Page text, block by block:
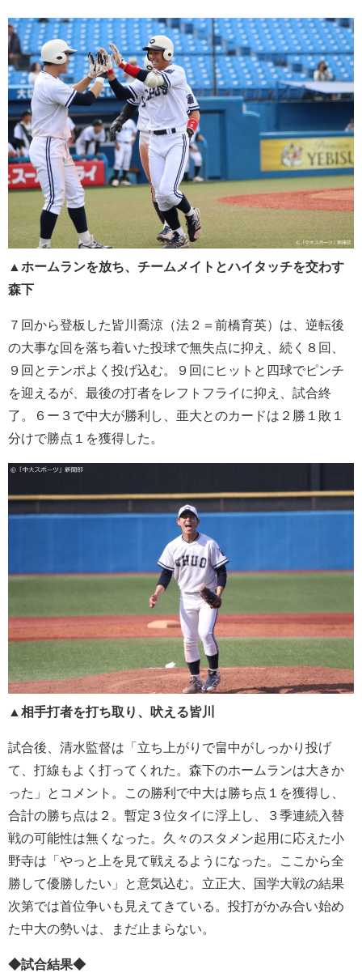
▲ホームランを放ち、チームメイトとハイタッチを交わす
森下
７回から登板した皆川喬涼（法２＝前橋育英）は、 逆転後
の大事な回を落ち着いた投球で無失点に抑え、続く８回、
９回とテンポよく投げ込む。９回にヒットと四球でピンチ
を迎えるが、最後の打者をレフトフライに抑え、 試合終
了。６ー３で中大が勝利し、 亜大とのカードは２勝１敗１
分けで勝点１を獲得した。
▲相手打者を打ち取り、吠える皆川
試合後、清水監督は「立ち上がりで畠中がしっかり投げ
て、打線もよく打ってくれた。森下のホームランは大きか
った」とコメント。この勝利で中大は勝ち点１を獲得し、
合計の勝ち点は２。暫定３位タイに浮上し、３季連続入替
戦の可能性は無くなった。久々のスタメン起用に応えた小
野寺は「やっと上を見て戦えるようになった。ここから全
勝して優勝したい」と意気込む。立正大、国学大戦の結果
次第では首位争いも見えてきている。投打がかみ合い始め
た中大の勢いは、まだ止まらない。
◆試合結果◆